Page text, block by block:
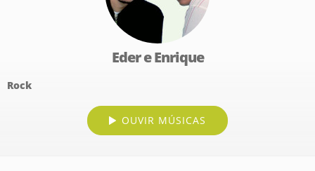
Eder e Enrique
Rock
OUVIR MÚSICAS